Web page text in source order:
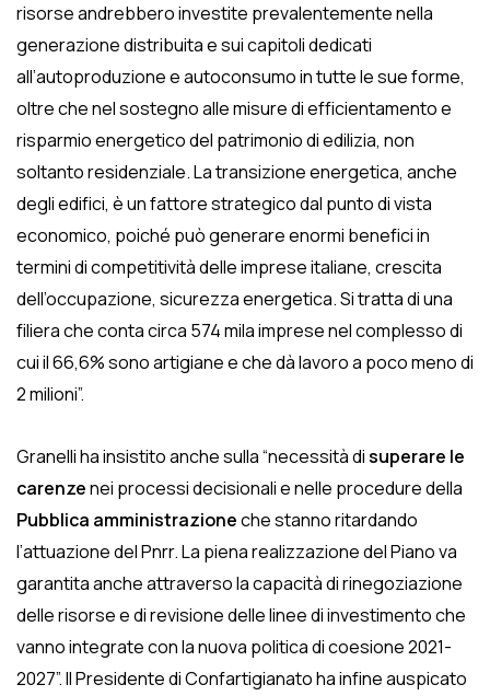
risorse andrebbero investite prevalentemente nella
generazione distribuita e sui capitoli dedicati
all’autoproduzione e autoconsumo in tutte le sue forme,
oltre che nel sostegno alle misure di efficientamento e
risparmio energetico del patrimonio di edilizia, non
soltanto residenziale. La transizione energetica, anche
degli edifici, è un fattore strategico dal punto di vista
economico, poiché può generare enormi benefici in
termini di competitività delle imprese italiane, crescita
dell’occupazione, sicurezza energetica. Si tratta di una
filiera che conta circa 574 mila imprese nel complesso di
cui il 66,6% sono artigiane e che dà lavoro a poco meno di
2 milioni”.
Granelli ha insistito anche sulla “necessità disuperare le
carenzenei processi decisionali e nelle procedure della
Pubblica amministrazioneche stanno ritardando
l’attuazione del Pnrr. La piena realizzazione del Piano va
garantita anche attraverso la capacità di rinegoziazione
delle risorse e di revisione delle linee di investimento che
vanno integrate con la nuova politica di coesione 2021-
2027”. Il Presidente di Confartigianato ha infine auspicato